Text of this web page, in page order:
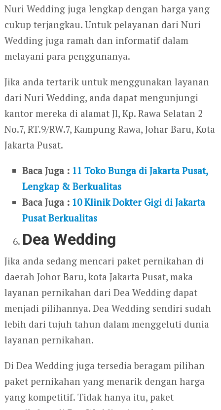
Nuri Wedding juga lengkap dengan harga yang
cukup terjangkau. Untuk pelayanan dari Nuri
Wedding juga ramah dan informatif dalam
melayani para penggunanya.
Jika anda tertarik untuk menggunakan layanan
dari Nuri Wedding, anda dapat mengunjungi
kantor mereka di alamat Jl, Kp. Rawa Selatan 2
No.7, RT.9/RW.7, Kampung Rawa, Johar Baru, Kota
Jakarta Pusat.
Baca Juga : 11 Toko Bunga di Jakarta Pusat,
Lengkap & Berkualitas
Baca Juga : 10 Klinik Dokter Gigi di Jakarta
Pusat Berkualitas
Dea Wedding
Jika anda sedang mencari paket pernikahan di
daerah Johor Baru, kota Jakarta Pusat, maka
layanan pernikahan dari Dea Wedding dapat
menjadi pilihannya. Dea Wedding sendiri sudah
lebih dari tujuh tahun dalam menggeluti dunia
layanan pernikahan.
Di Dea Wedding juga tersedia beragam pilihan
paket pernikahan yang menarik dengan harga
yang kompetitif. Tidak hanya itu, paket